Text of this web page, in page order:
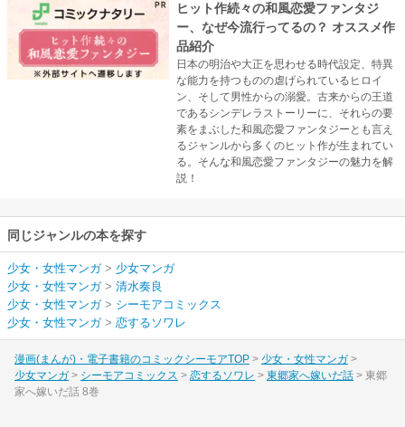
ヒット作続々の和風恋愛ファンタジ
ー、なぜ今流行ってるの？ オススメ作
品紹介
日本の明治や大正を思わせる時代設定、特異
な能力を持つものの虐げられているヒロイ
ン、そして男性からの溺愛。古来からの王道
であるシンデレラストーリーに、それらの要
素をまぶした和風恋愛ファンタジーとも言え
るジャンルから多くのヒット作が生まれてい
る。そんな和風恋愛ファンタジーの魅力を解
説！
同じジャンルの本を探す
少女・女性マンガ> 少女マンガ
少女・女性マンガ> 清水奏良
少女・女性マンガ> シーモアコミックス
少女・女性マンガ> 恋するソワレ
漫画(まんが)・電子書籍のコミックシーモアTOP
少女・女性マンガ
少女マンガ
シーモアコミックス 恋するソワレ 東郷家へ嫁いだ話
東郷
家へ嫁いだ話 8巻